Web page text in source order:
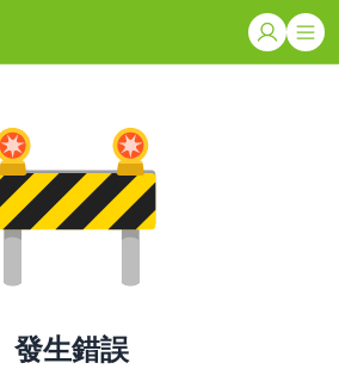
發生錯誤